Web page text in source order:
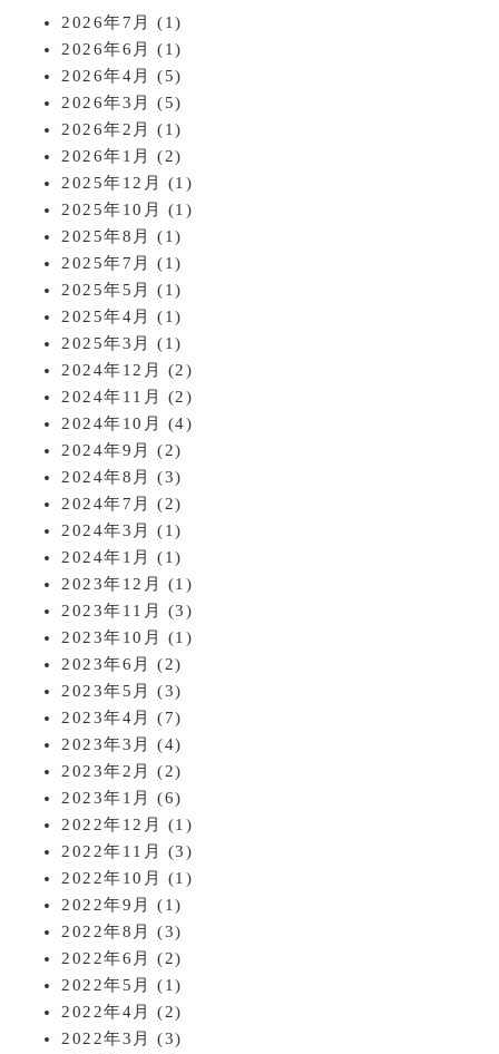
2026年7月
(1)
2026年6月
(1)
2026年4月
(5)
2026年3月
(5)
2026年2月
(1)
2026年1月
(2)
2025年12月
(1)
2025年10月
(1)
2025年8月
(1)
2025年7月
(1)
2025年5月
(1)
2025年4月
(1)
2025年3月
(1)
2024年12月
(2)
2024年11月
(2)
2024年10月
(4)
2024年9月
(2)
2024年8月
(3)
2024年7月
(2)
2024年3月
(1)
2024年1月
(1)
2023年12月
(1)
2023年11月
(3)
2023年10月
(1)
2023年6月
(2)
2023年5月
(3)
2023年4月
(7)
2023年3月
(4)
2023年2月
(2)
2023年1月
(6)
2022年12月
(1)
2022年11月
(3)
2022年10月
(1)
2022年9月
(1)
2022年8月
(3)
2022年6月
(2)
2022年5月
(1)
2022年4月
(2)
2022年3月
(3)